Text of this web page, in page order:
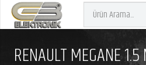
RENAULT MEGANE